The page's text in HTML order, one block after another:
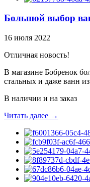
Большой выбор
16 июля 2022
Отличная новость!
В магазине Бобренок
стальных и даже ванн
В наличии и на заказ
Читать далее →